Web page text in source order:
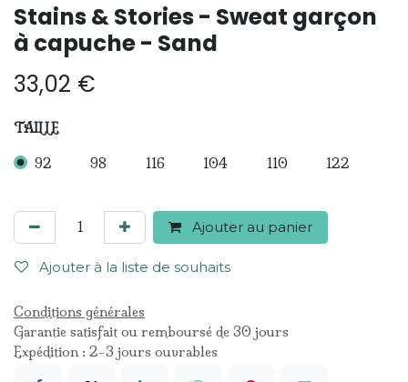
Stains & Stories - Sweat garçon
à capuche - Sand
33,02 €
TAILLE
92 98 116 104 110 122
Ajouter au panier
Ajouter à la liste de souhaits
Conditions générales
Garantie satisfait ou remboursé de 30 jours
Expédition : 2-3 jours ouvrables